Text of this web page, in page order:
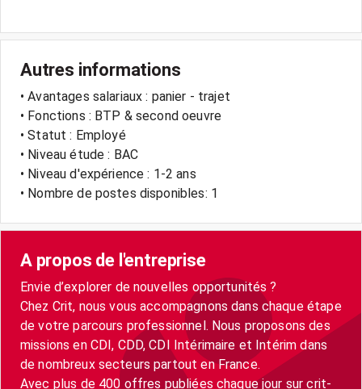
Autres informations
• Avantages salariaux : panier - trajet
• Fonctions : BTP & second oeuvre
• Statut : Employé
• Niveau étude : BAC
• Niveau d'expérience : 1-2 ans
• Nombre de postes disponibles: 1
A propos de l'entreprise
Envie d’explorer de nouvelles opportunités ?
Chez Crit, nous vous accompagnons dans chaque étape
de votre parcours professionnel. Nous proposons des
missions en CDI, CDD, CDI Intérimaire et Intérim dans
de nombreux secteurs partout en France.
Avec plus de 400 offres publiées chaque jour sur crit-